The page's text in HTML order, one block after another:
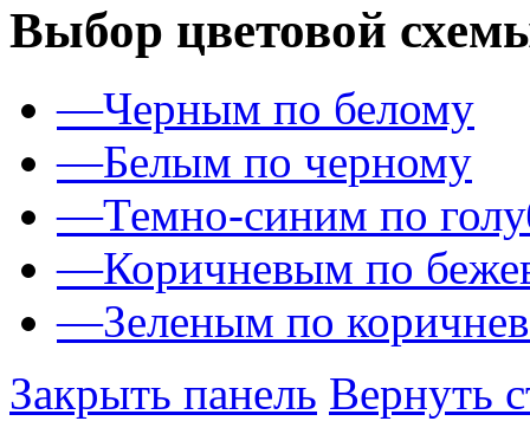
Выбор цветовой
—Черным по белому
—Белым по черному
—Темно-синим по
—Коричневым по
—Зеленым по
Закрыть панель Вернуть